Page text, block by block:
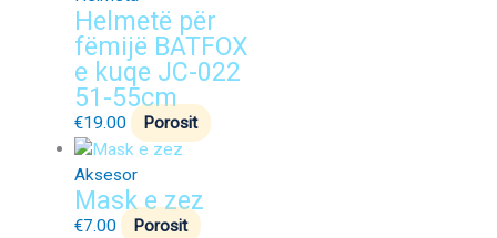
Helmetë për
fëmijë BATFOX
e kuqe JC-022
51-55cm
€19.00 Porosit
Aksesor
Mask e zez
€7.00 Porosit